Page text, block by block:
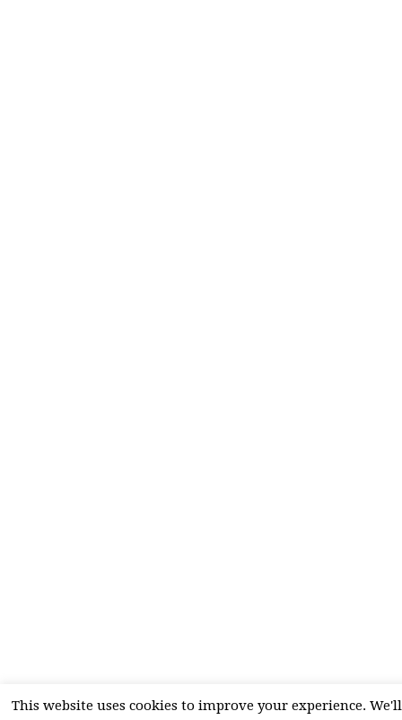
This website uses cookies to improve your experience.